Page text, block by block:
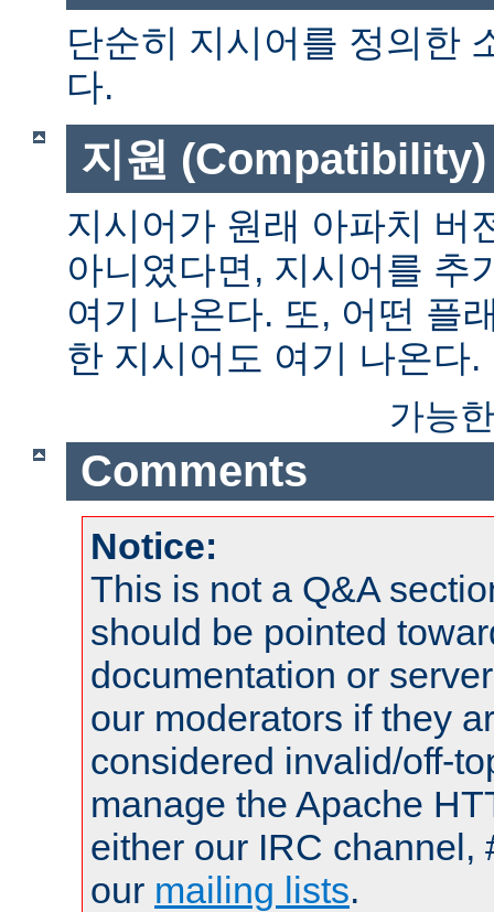
단순히 지시어를 정의한
다.
지원 (Compatibility)
지시어가 원래 아파치 버
아니였다면, 지시어를 추
여기 나온다. 또, 어떤 플
한 지시어도 여기 나온다.
가능
Comments
Notice:
This is not a Q&A
should be pointed
documentation or
our moderators if they
considered invalid/off-
manage the Apache
either our IRC channel,
our mailing lists.